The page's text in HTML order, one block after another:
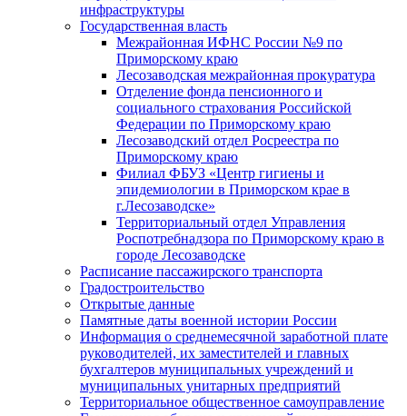
инфраструктуры
Государственная власть
Межрайонная ИФНС России №9 по
Приморскому краю
Лесозаводская межрайонная прокуратура
Отделение фонда пенсионного и
социального страхования Российской
Федерации по Приморскому краю
Лесозаводский отдел Росреестра по
Приморскому краю
Филиал ФБУЗ «Центр гигиены и
эпидемиологии в Приморском крае в
г.Лесозаводске»
Территориальный отдел Управления
Роспотребнадзора по Приморскому краю в
городе Лесозаводске
Расписание пассажирского транспорта
Градостроительство
Открытые данные
Памятные даты военной истории России
Информация о среднемесячной заработной плате
руководителей, их заместителей и главных
бухгалтеров муниципальных учреждений и
муниципальных унитарных предприятий
Территориальное общественное самоуправление